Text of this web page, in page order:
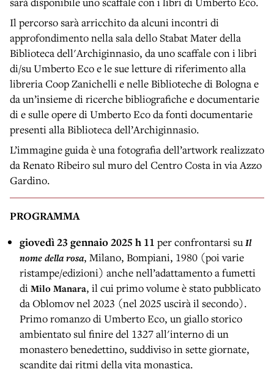
Il percorso sarà arricchito da alcuni incontri di
approfondimento nella sala dello Stabat Mater della
Biblioteca dell'Archiginnasio, da uno scaffale con i libri
di/su Umberto Eco e le sue letture di riferimento alla
libreria Coop Zanichelli e nelle Biblioteche di Bologna e
da un’insieme di ricerche bibliografiche e documentarie
di e sulle opere di Umberto Eco da fonti documentarie
presenti alla Biblioteca dell’Archiginnasio.
L’immagine guida è una fotografia dell’artwork realizzato
da Renato Ribeiro sul muro del Centro Costa in via Azzo
Gardino.
PROGRAMMA
giovedì 23 gennaio 2025 h 11 per confrontarsi su Il
nome della rosa, Milano, Bompiani, 1980 (poi varie
ristampe/edizioni) anche nell’adattamento a fumetti
di Milo Manara, il cui primo volume è stato pubblicato
da Oblomov nel 2023 (nel 2025 uscirà il secondo).
Primo romanzo di Umberto Eco, un giallo storico
ambientato sul finire del 1327 all'interno di un
monastero benedettino, suddiviso in sette giornate,
scandite dai ritmi della vita monastica.